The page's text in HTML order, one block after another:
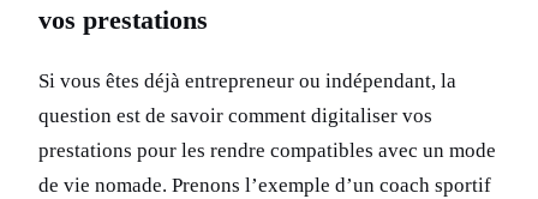
vos prestations
Si vous êtes déjà entrepreneur ou indépendant, la
question est de savoir comment digitaliser vos
prestations pour les rendre compatibles avec un mode
de vie nomade. Prenons l’exemple d’un coach sportif